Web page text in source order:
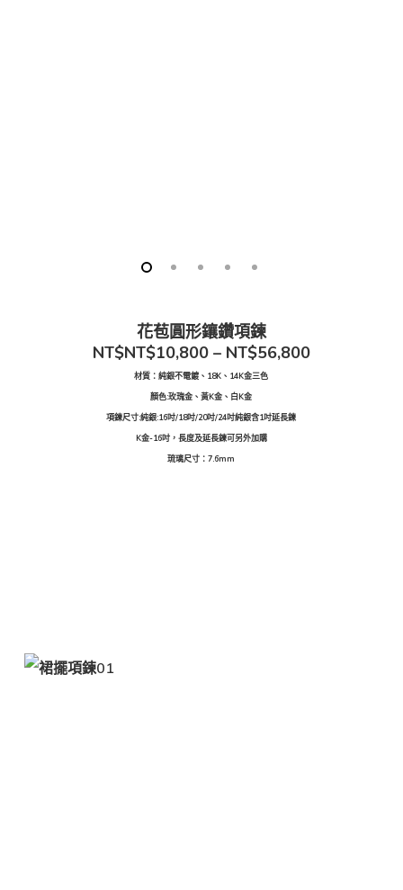
花苞圓形鑲鑽項鍊
NT$NT$10,800 – NT$56,800
材質：純銀不電鍍、18K、14K金三色
顏色:玫瑰金、黃K金、白K金
項鍊尺寸:純銀:16吋/18吋/20吋/24吋純銀含1吋延長鍊
K金-16吋，長度及延長鍊可另外加購
琉璃尺寸：7.6mm